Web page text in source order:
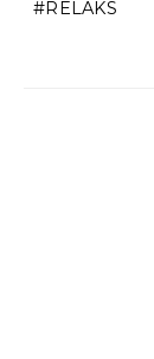
RELAKS